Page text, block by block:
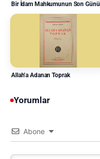
Bir İdam Mahkumunun Son Günü
Allah’a Adanan Toprak
Yorumlar
Abone